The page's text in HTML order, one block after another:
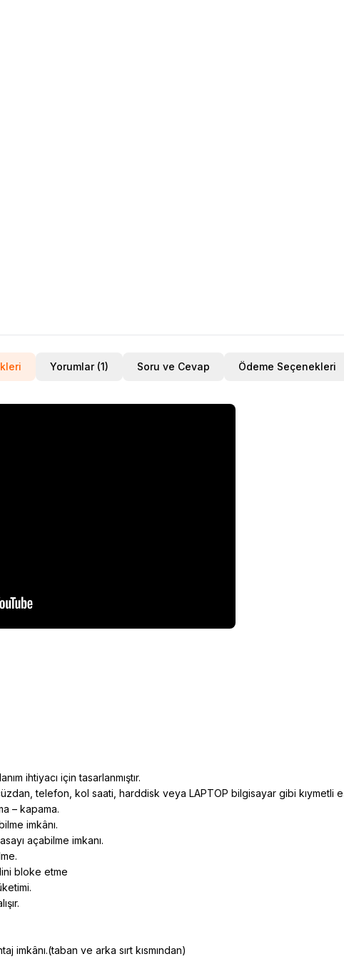
Yorumlar (1) Soru ve Cevap Ödeme Seçenekleri
ihtiyacı için tasarlanmıştır.
telefon, kol saati, harddisk veya LAPTOP bilgisayar gibi kıymetli
– kapama.
imkânı.
açabilme imkanı.
bloke etme
imkânı.(taban ve arka sırt kısmından)